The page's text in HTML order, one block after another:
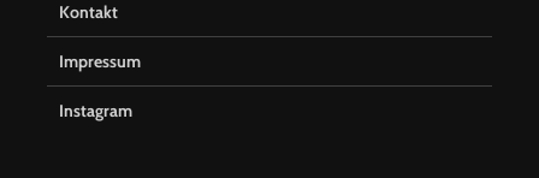
Kontakt
Impressum
Instagram